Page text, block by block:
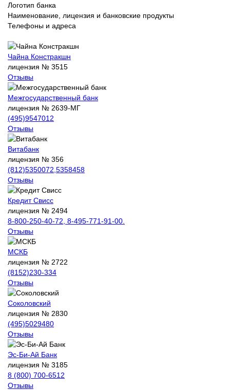
Логотип банка
Наименование, лицензия и банковские продукты
Телефоны и адреса
Чайна Констракшн
лицензия № 3515
Отзывы
Межгосударственный банк
лицензия № 2639-МГ
(495)9547012
Отзывы
Витабанк
лицензия № 356
(812)5350072,5358458
Отзывы
Кредит Свисс
лицензия № 2494
8-800-250-40-72, 8-495-771-91-00.
Отзывы
МСКБ
лицензия № 2722
(8152)230-334
Отзывы
Соколовский
лицензия № 2830
(495)5029480
Отзывы
Эс-Би-Ай Банк
лицензия № 3185
8 (800) 700-6512
Отзывы